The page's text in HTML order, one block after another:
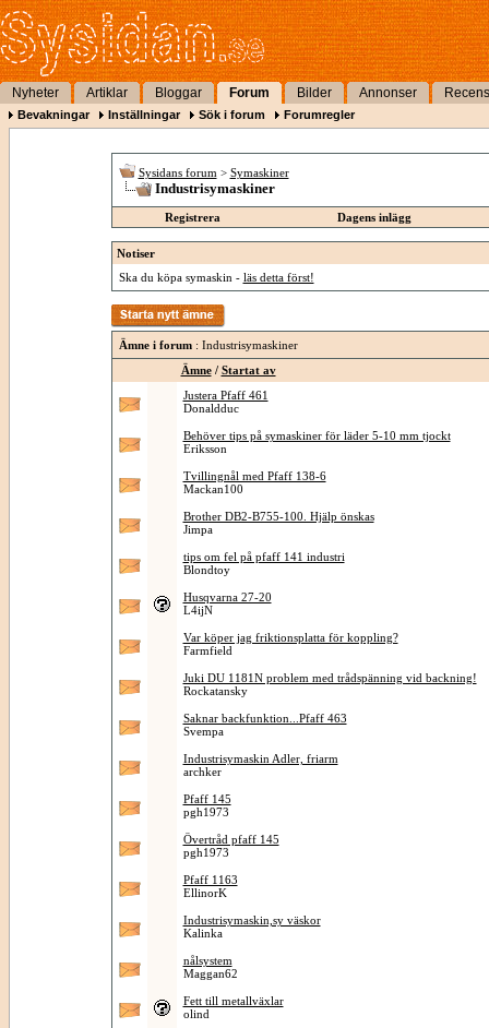
Nyheter Artiklar Bloggar Forum Bilder Annonser
Bevakningar Inställningar Sök i forum Forumregler
Sysidans forum > Symaskiner
Industrisymaskiner
Registrera Dagens inlägg
Notiser
Ska du köpa symaskin - läs detta först!
Ämne i forum: Industrisymaskiner
Ämne/ Startat av
Justera Pfaff 461
Donaldduc
Behöver tips på symaskiner för läder 5-10 mm tjockt
Eriksson
Tvillingnål med Pfaff 138-6
Mackan100
Brother DB2-B755-100. Hjälp önskas
Jimpa
tips om fel på pfaff 141 industri
Blondtoy
Husqvarna 27-20
L4ijN
Var köper jag friktionsplatta för koppling?
Farmfield
Juki DU 1181N problem med trådspänning vid backning!
Rockatansky
Saknar backfunktion...Pfaff 463
Svempa
Industrisymaskin Adler, friarm
archker
Pfaff 145
pgh1973
Övertråd pfaff 145
pgh1973
Pfaff 1163
EllinorK
Industrisymaskin,sy väskor
Kalinka
nålsystem
Maggan62
Fett till metallväxlar
olind